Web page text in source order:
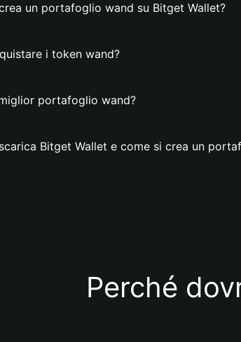
un portafoglio wand su Bitget Wallet?
i token wand?
portafoglio wand?
Bitget Wallet e come si crea un
Perché